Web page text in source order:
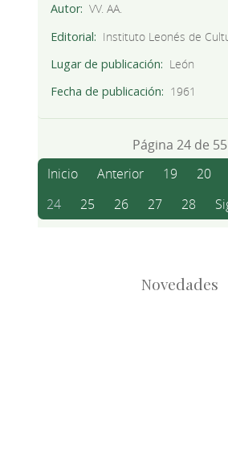
Autor
VV. AA.
Editorial
Instituto Leonés de
Lugar de publicación
León
Fecha de publicación
1961
Página 24 de 55
Inicio
Anterior 19 20
24
25 26 27 28
Novedades